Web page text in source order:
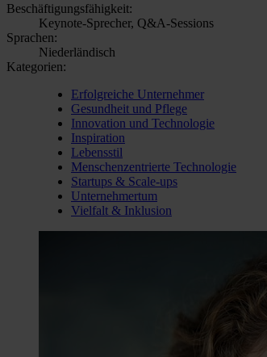
Beschäftigungsfähigkeit:
Keynote-Sprecher, Q&A-Sessions
Sprachen:
Niederländisch
Kategorien:
Erfolgreiche Unternehmer
Gesundheit und Pflege
Innovation und Technologie
Inspiration
Lebensstil
Menschenzentrierte Technologie
Startups & Scale-ups
Unternehmertum
Vielfalt & Inklusion